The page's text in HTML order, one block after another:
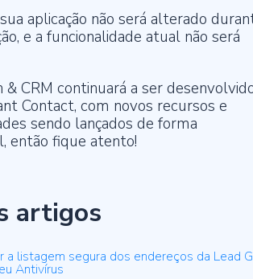
aplicação não será alterado
e a funcionalidade atual não será
& CRM continuará a ser
Contact, com novos recursos e
sendo lançados de forma
então fique atento!
artigos
a listagem segura dos endereços da Lead
Antivírus